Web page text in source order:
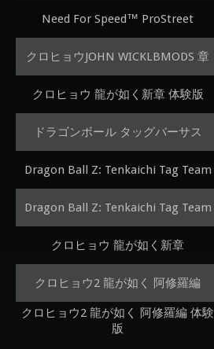
Need For Speed™ ProStreet
クロヒョウJOHN WICKLBMODS 章
クロヒョウ 龍が如く新章 体験版
ドラゴンボール タッグバーサス
Dragon Ball Z: Tenkaichi Tag Team
Dragon Ball Z: Tenkaichi Tag Team
クロヒョウ 龍が如く新章
クロヒョウ2 龍が如く 阿修羅編
クロヒョウ2 龍が如く 阿修羅編 体験
版